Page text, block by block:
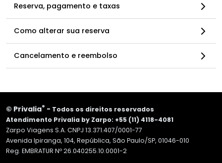
Reserva, pagamento e taxas
Como alterar sua reserva
Cancelamento e reembolso
© Privalia® - Todos os direitos reservados
Atendimento Privalia by Zarpo: +55 (11) 4118-4081
Zarpo Viagens S.A. CNPJ 13.371.407/0001-77
Avenida Ipiranga, 104, República, São Paulo/SP, 01046-010
Reg. EMBRATUR Nº 26.040255.10.0001-2